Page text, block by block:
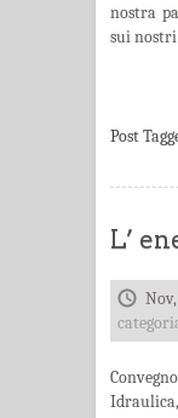
nostra
sui
Post
L’